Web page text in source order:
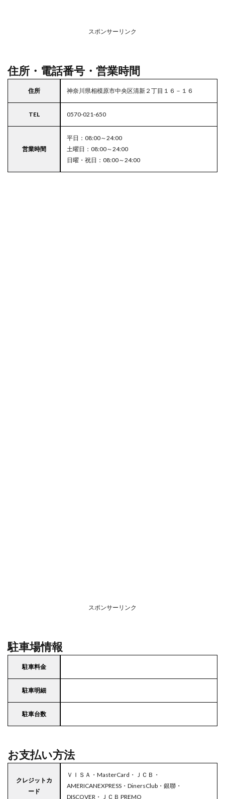
スト
スポンサーリンク
住所・電話番号・営業時間
住所 神奈川県相模原市中央区清新２丁目１６－１６
TEL 0570-021-650
営業時間
平日：08:00～24:00
土曜日：08:00～24:00
日曜・祝日：08:00～24:00
スポンサーリンク
駐車場情報
駐車料金
駐車明細
駐車台数
お支払い方法
クレジットカ
ード
ＶＩＳＡ・MasterCard・ＪＣＢ・
AMERICANEXPRESS・DinersClub・銀聯・
DISCOVER・ＪＣＢ PREMO